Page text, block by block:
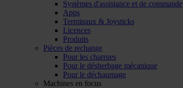
Systèmes d'assistance et de commande
Apps
Terminaux & Joysticks
Licences
Produits
Pièces de rechange
Pour les charrues
Pour le désherbage mécanique
Pour le déchaumage
Machines en focus